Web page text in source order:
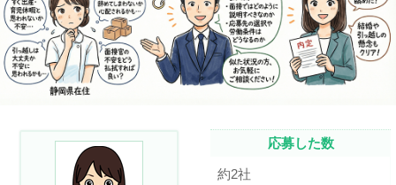
応募した数
約2社